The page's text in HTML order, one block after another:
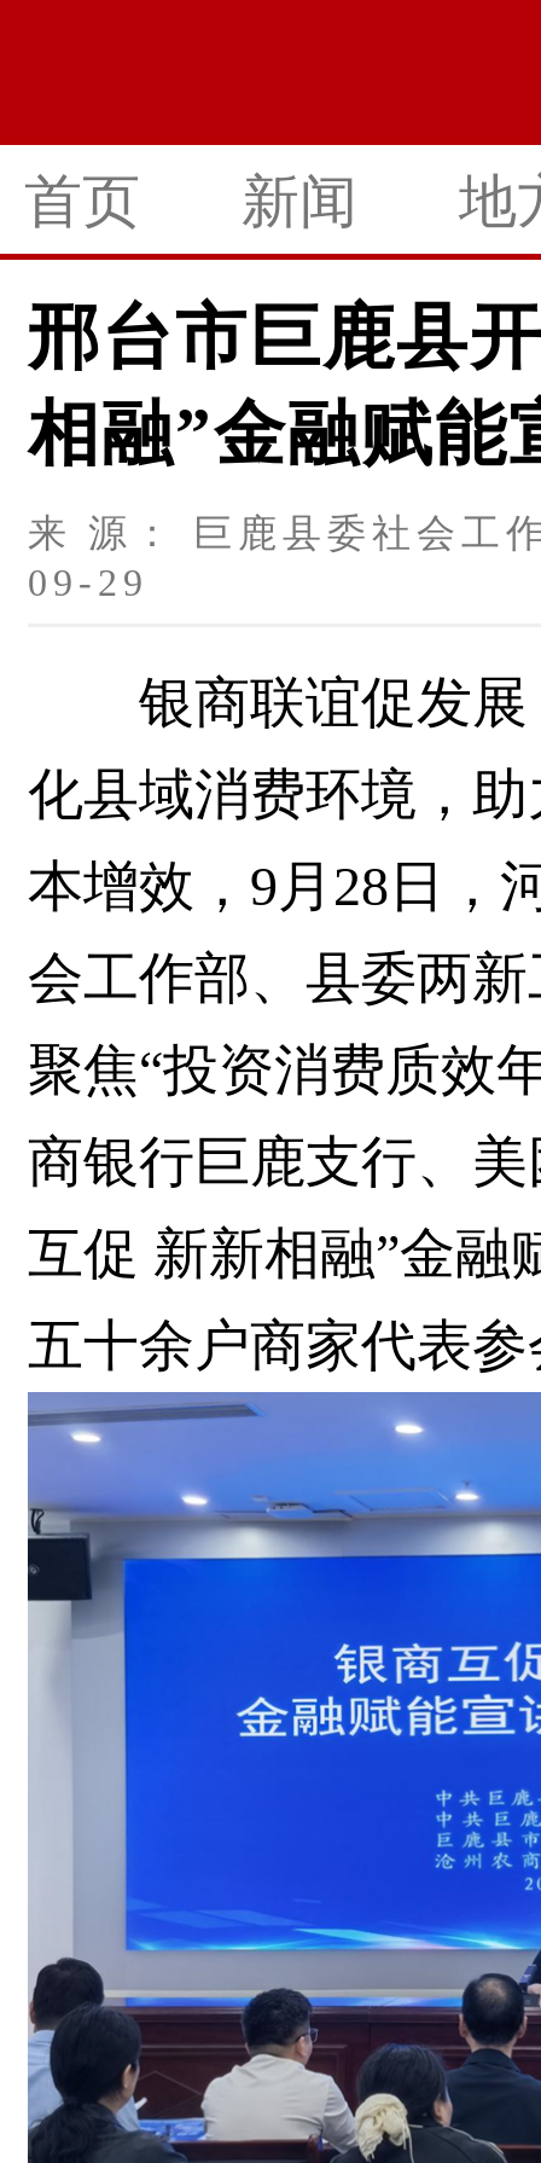
首页 新闻 地
邢台市巨鹿县
相融”金融赋能
来 源： 巨鹿县委社会
09-29
银商联谊促发展
化县域消费环境，
本增效，9月28日，
会工作部、县委两
聚焦“投资消费质效
商银行巨鹿支行、
互促 新新相融”金融
五十余户商家代表